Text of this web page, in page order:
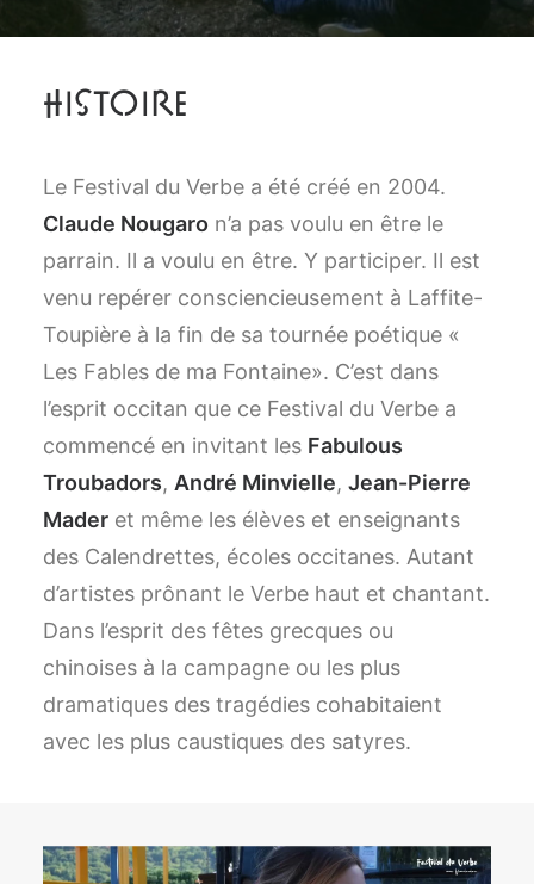
Histoire
Le Festival du Verbe a été créé en 2004.
Claude Nougaro n’a pas voulu en être le
parrain. Il a voulu en être. Y participer. Il est
venu repérer consciencieusement à Laffite-
Toupière à la fin de sa tournée poétique «
Les Fables de ma Fontaine». C’est dans
l’esprit occitan que ce Festival du Verbe a
commencé en invitant les Fabulous
Troubadors, André Minvielle, Jean-Pierre
Mader et même les élèves et enseignants
des Calendrettes, écoles occitanes. Autant
d’artistes prônant le Verbe haut et chantant.
Dans l’esprit des fêtes grecques ou
chinoises à la campagne ou les plus
dramatiques des tragédies cohabitaient
avec les plus caustiques des satyres.